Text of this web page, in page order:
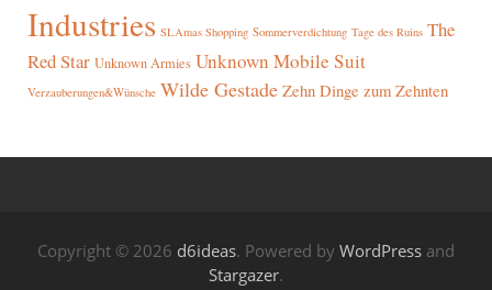
Industries SLAmas Shopping Sommerverdichtung Tage des Ruins The
Red Star Unknown Armies Unknown Mobile Suit
Verzauberungen&Wünsche Wilde Gestade Zehn Dinge zum Zehnten
Copyright © 2026 d6ideas. Powered by WordPress and
Stargazer.